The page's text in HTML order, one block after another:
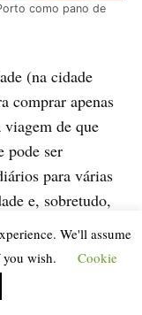
como pano de
(na cidade
comprar apenas
viagem de que
pode ser
para várias
e, sobretudo,
2, 3 ou 4 dias, à
e descontos em
da cidade
We'll assume
wish.
Cookie